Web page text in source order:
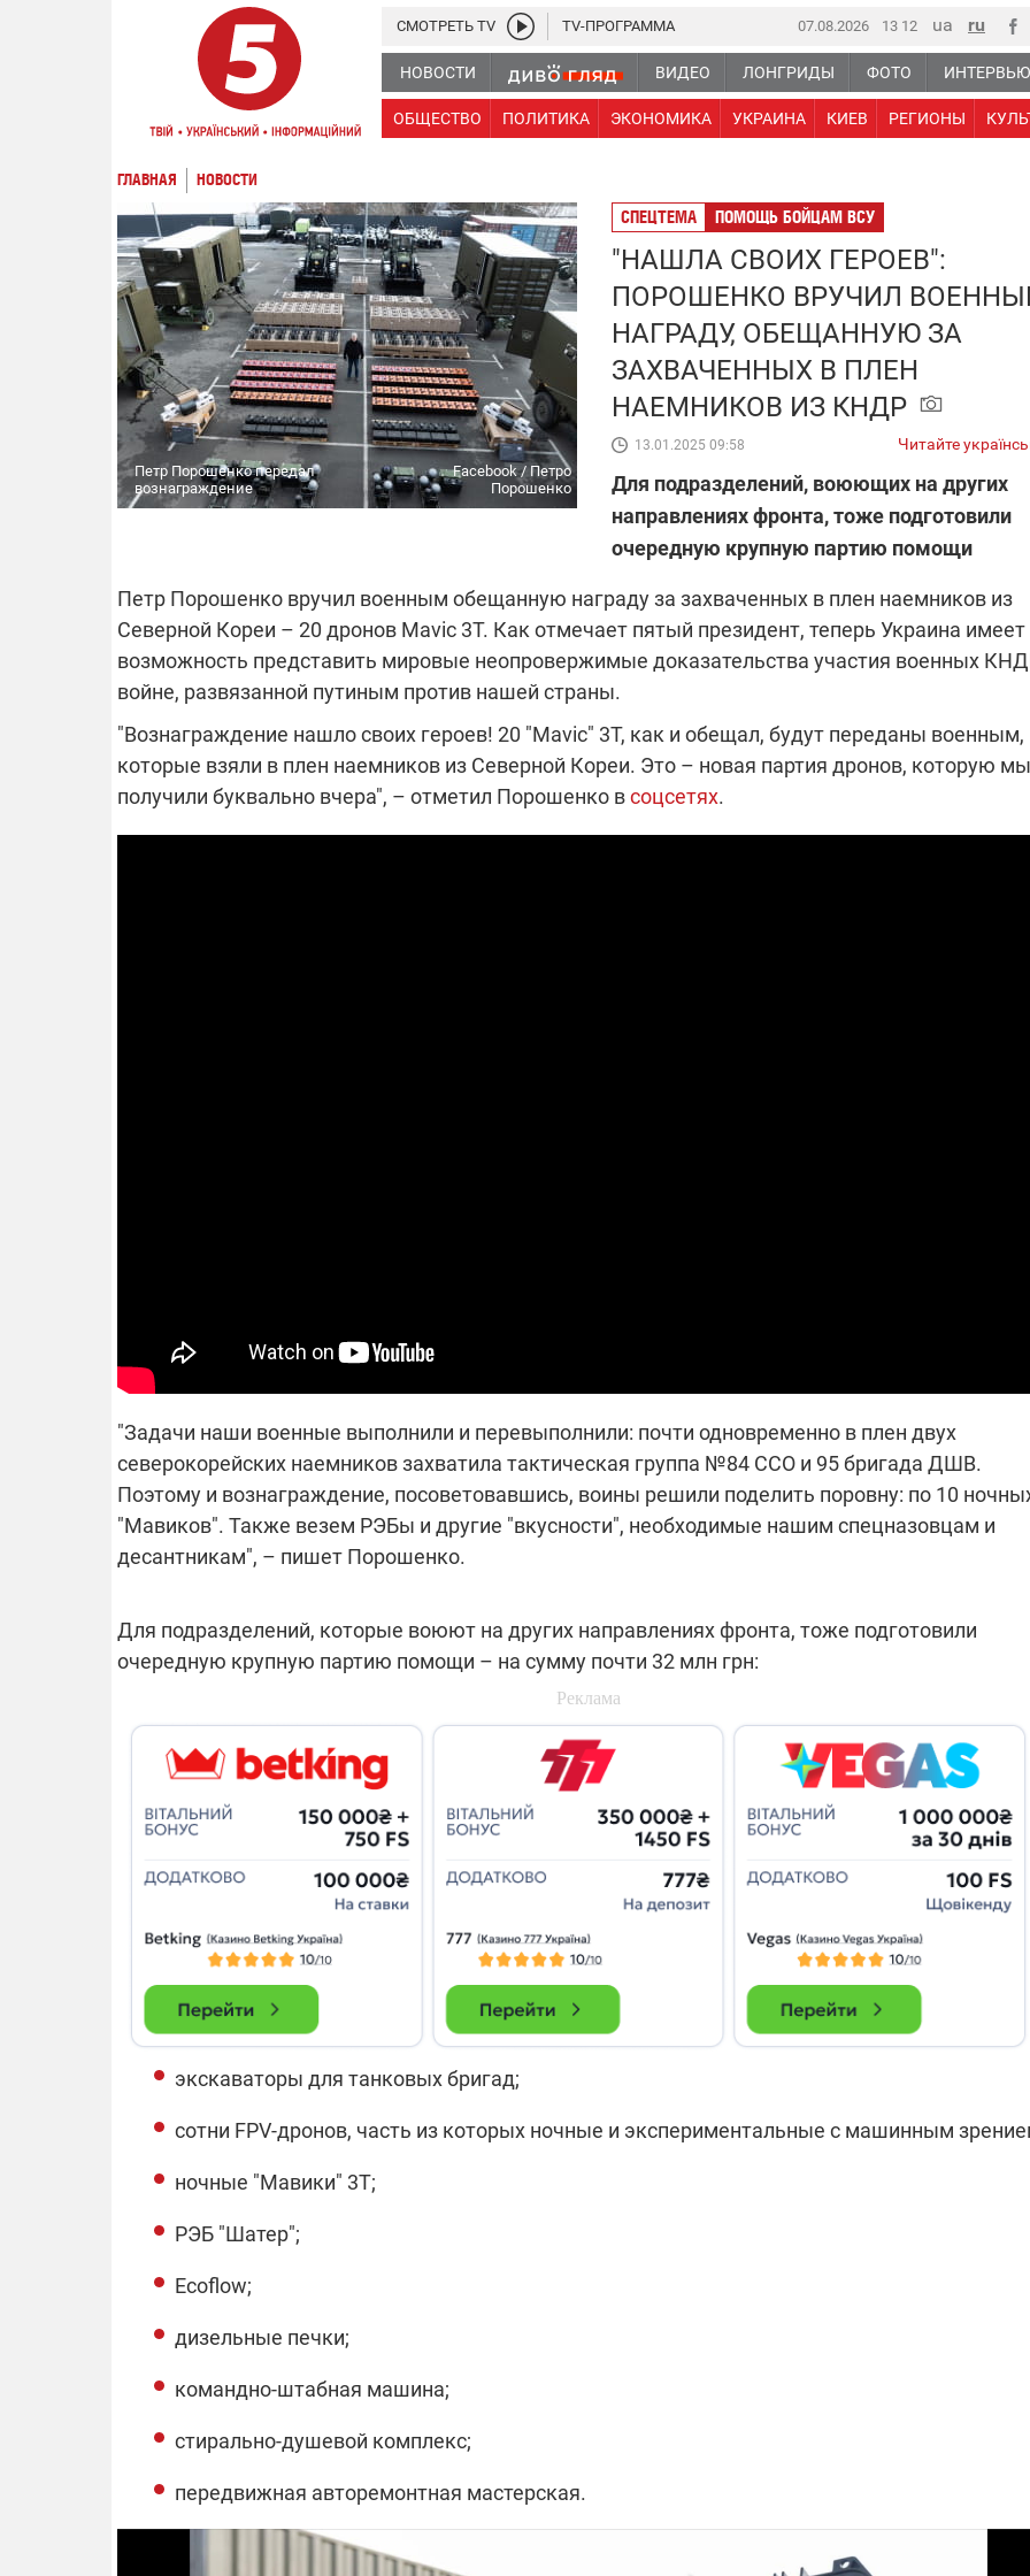
07.08.2026 13 12
НОВОСТИ ВИДЕО ЛОНГРИДЫ ФОТО ИНТЕРВЬЮ
ОБЩЕСТВО ПОЛИТИКА ЭКОНОМИКА УКРАИНА КИЕВ РЕГИОНЫ
СМОТРЕТЬ TV TV-ПРОГРАММА
ГЛАВНАЯ НОВОСТИ
Петр Порошенко передал
вознаграждение
Facebook / Петро
Порошенко
СПЕЦТЕМА ПОМОЩЬ БОЙЦАМ ВСУ
"НАШЛА СВОИХ ГЕРОЕВ":
ПОРОШЕНКО ВРУЧИЛ
НАГРАДУ, ОБЕЩАННУЮ ЗА
ЗАХВАЧЕННЫХ В ПЛЕН
НАЕМНИКОВ ИЗ КНДР
13.01.2025 09:58 Читайте
Для подразделений, воюющих на других
направлениях фронта, тоже подготовили
очередную крупную партию помощи
Петр Порошенко вручил военным обещанную награду за захваченных в плен наемников из
Северной Кореи – 20 дронов Mavic 3Т. Как отмечает пятый президент, теперь Украина имеет
возможность представить мировые неопровержимые доказательства участия военных
войне, развязанной путиным против нашей страны.
"Вознаграждение нашло своих героев! 20 "Mavic" 3T, как и обещал, будут переданы военным,
которые взяли в плен наемников из Северной Кореи. Это – новая партия дронов, которую мы
получили буквально вчера", – отметил Порошенко всоцсетях.
"Задачи наши военные выполнили и перевыполнили: почти одновременно в плен двух
северокорейских наемников захватила тактическая группа №84 ССО и 95 бригада ДШВ.
Поэтому и вознаграждение, посоветовавшись, воины решили поделить поровну: по 10
"Мавиков". Также везем РЭБы и другие "вкусности", необходимые нашим спецназовцам и
десантникам", – пишет Порошенко.
Для подразделений, которые воюют на других направлениях фронта, тоже подготовили
очередную крупную партию помощи – на сумму почти 32 млн грн:
экскаваторы для танковых бригад;
сотни FPV-дронов, часть из которых ночные и экспериментальные с машинным
ночные "Мавики" 3T;
РЭБ "Шатер";
Ecoflow;
дизельные печки;
командно-штабная машина;
стирально-душевой комплекс;
передвижная авторемонтная мастерская.
ОТКЛЮЧЕНИЕ СВЕТА В УКРАИНЕ
Часть потребителей в четырех
областях остается без
электроснабжения в результате
российских обстрелов
Подготовьте внешние аккумуляторы: в
возможно возобновление графиков
отключений электроэнергии –
"ПЛЕНКИ МИНДИЧА": ДЕЛО О
АФЕРАХ ДРУГА ЗЕЛЕНСКОГО
Новое подозрение по делу Миндича:
НАБУ начало расследование в
отношении бывшего исполнительного
директора Энергоатома
С бывшего вице-премьера Алексея
Чернышова сняли электронный
браслет слежения
ПОЛНОМАСШТАБНАЯ ВОЙНА
РОССИИ ПРОТИВ УКРАИНЫ
В результате вражеского
ранения, среди них – 7-летний
Обстрелы Херсонской общины:
населенных пунктов